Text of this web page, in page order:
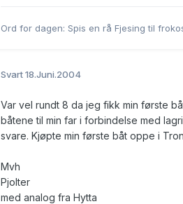
Ord for dagen: Spis en rå Fjesing til
Svart18.Juni.2004
Var vel rundt 8 da jeg fikk min første
båtene til min far i forbindelse med
svare. Kjøpte min første båt oppe i
Mvh
Pjolter
med analog fra Hytta